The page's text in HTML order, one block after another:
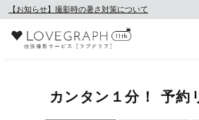
【お知らせ】撮影時の暑さ対策について
カンタン１分！ 予約